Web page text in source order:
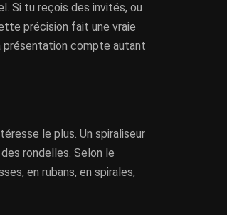
Si tu reçois des invités, ou
précision fait une vraie
présentation compte autant
le plus. Un spiraliseur
rondelles. Selon le
en rubans, en spirales,